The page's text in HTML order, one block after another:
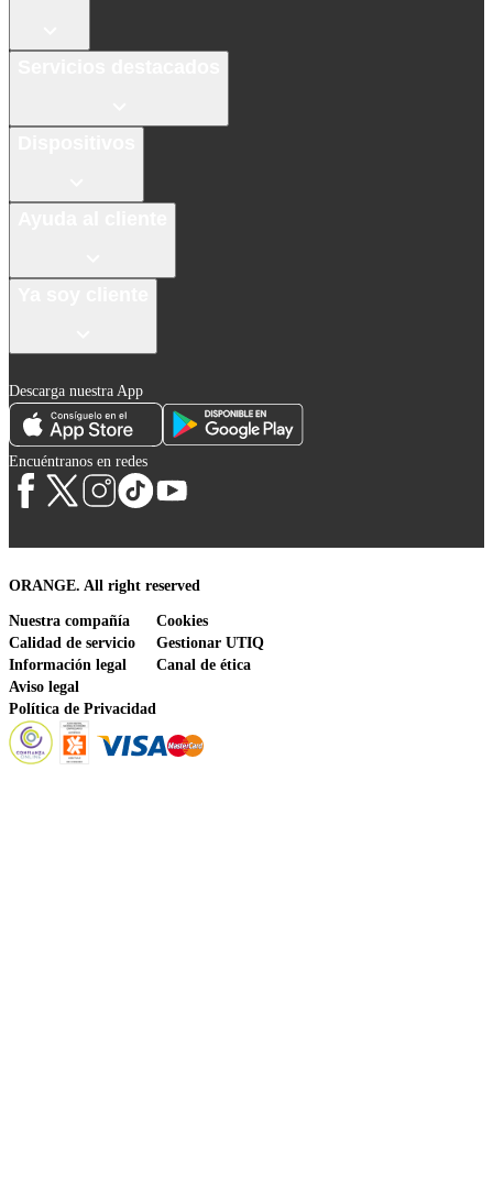
Descarga nuestra App
Encuéntranos en redes
ORANGE. All right reserved
Nuestra compañía
Calidad de servicio
Información legal
Aviso legal
Política de Privacidad
Cookies
Gestionar UTIQ
Canal de ética